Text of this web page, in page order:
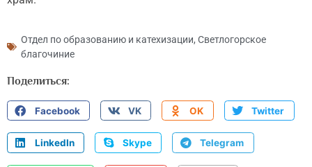
Отдел по образованию и катехизации, Светлогорское
благочиние
Поделиться:
Facebook VK OK Twitter
LinkedIn Skype Telegram